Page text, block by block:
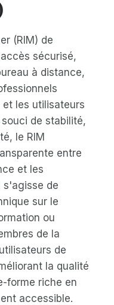
(RIM) de
sécurisé,
à distance,
les utilisateurs
de stabilité,
le RIM
entre
et les
s'agisse de
sur le
ou
de la
de
la qualité
forme riche en
accessible.